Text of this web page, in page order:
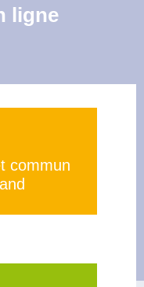
ligne
commun